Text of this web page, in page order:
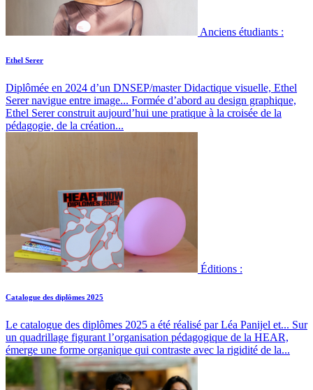
Anciens étudiants :
Ethel Serer
Diplômée en 2024 d’un DNSEP/master Didactique visuelle, Ethel
Serer navigue entre image... Formée d’abord au design graphique,
Ethel Serer construit aujourd’hui une pratique à la croisée de la
pédagogie, de la création...
Éditions :
Catalogue des diplômes 2025
Le catalogue des diplômes 2025 a été réalisé par Léa Panijel et... Sur
un quadrillage figurant l’organisation pédagogique de la HEAR,
émerge une forme organique qui contraste avec la rigidité de la...